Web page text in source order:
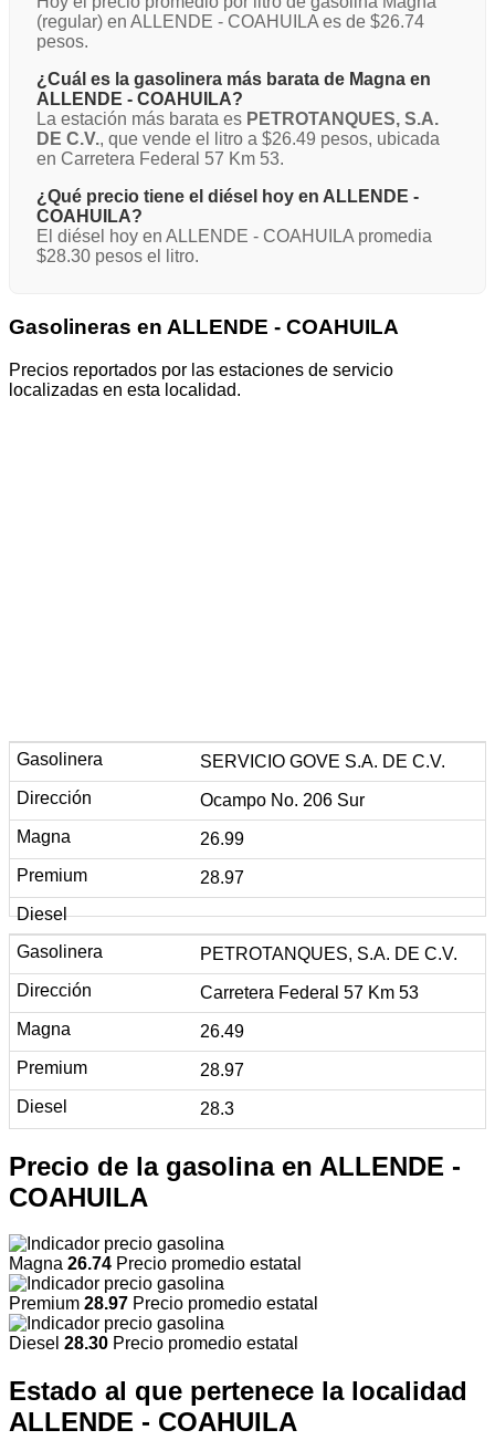
(regular) en ALLENDE - COAHUILA es de $26.74
pesos.
¿Cuál es la gasolinera más barata de Magna en
ALLENDE - COAHUILA?
La estación más barata es PETROTANQUES, S.A.
DE C.V., que vende el litro a $26.49 pesos, ubicada
en Carretera Federal 57 Km 53.
¿Qué precio tiene el diésel hoy en ALLENDE -
COAHUILA?
El diésel hoy en ALLENDE - COAHUILA promedia
$28.30 pesos el litro.
Gasolineras en ALLENDE - COAHUILA
Precios reportados por las estaciones de servicio
localizadas en esta localidad.
SERVICIO GOVE S.A. DE C.V.
Ocampo No. 206 Sur
26.99
28.97
PETROTANQUES, S.A. DE C.V.
Carretera Federal 57 Km 53
26.49
28.97
28.3
Precio de la gasolina en ALLENDE -
COAHUILA
Magna 26.74 Precio promedio estatal
Premium 28.97 Precio promedio estatal
Diesel 28.30 Precio promedio estatal
Estado al que pertenece la localidad
ALLENDE - COAHUILA